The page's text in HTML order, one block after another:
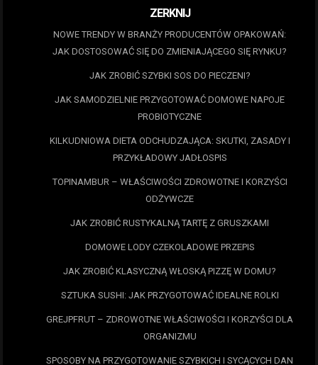
ZERKNIJ
NOWE TRENDY W BRANŻY PRODUCENTÓW OPAKOWAŃ:
JAK DOSTOSOWAĆ SIĘ DO ZMIENIAJĄCEGO SIĘ RYNKU?
JAK ZROBIĆ SZYBKI SOS DO PIECZENI?
JAK SAMODZIELNIE PRZYGOTOWAĆ DOMOWE NAPOJE
PROBIOTYCZNE
KILKUDNIOWA DIETA ODCHUDZAJĄCA: SKUTKI, ZASADY I
PRZYKŁADOWY JADŁOSPIS
TOPINAMBUR – WŁAŚCIWOŚCI ZDROWOTNE I KORZYŚCI
ODŻYWCZE
JAK ZROBIĆ RUSTYKALNĄ TARTĘ Z GRUSZKAMI
DOMOWE LODY CZEKOLADOWE PRZEPIS
JAK ZROBIĆ KLASYCZNĄ WŁOSKĄ PIZZĘ W DOMU?
SZTUKA SUSHI: JAK PRZYGOTOWAĆ IDEALNE ROLKI
GREJPFRUT – ZDROWOTNE WŁAŚCIWOŚCI I KORZYŚCI DLA
ORGANIZMU
SPOSOBY NA PRZYGOTOWANIE SZYBKICH I SYCĄCYCH DAN